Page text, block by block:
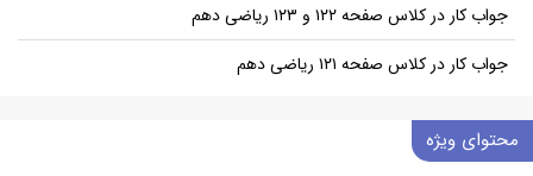
جواب کار در کلاس صفحه ۱۲۲ و ۱۲۳ ریاضی دهم
جواب کار در کلاس صفحه ۱۲۱ ریاضی دهم
محتوای ویژه